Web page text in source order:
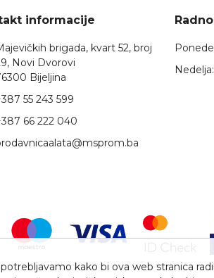
informacije
brigada, kvart 52, broj
Novi Dvorovi
Bijeljina
55 243 599
66 222 040
Nedelja:
kako bi ova web stranica